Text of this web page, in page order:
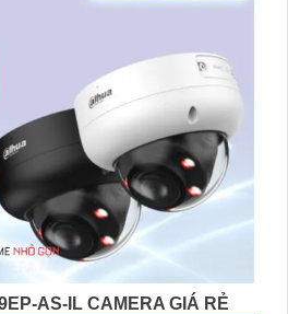
AS-IL CAMERA GIÁ RẺ